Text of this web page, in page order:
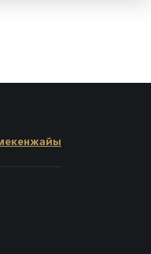
мекенжайы